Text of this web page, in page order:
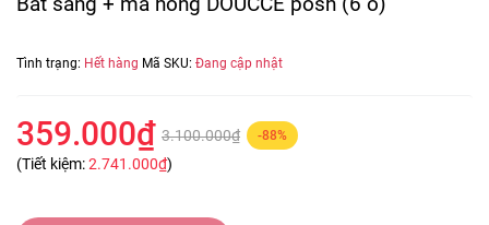
Tình trạng: Hết hàng Mã SKU: Đang cập nhật
359.000₫ 3.100.000₫ -88%
(Tiết kiệm:2.741.000₫)